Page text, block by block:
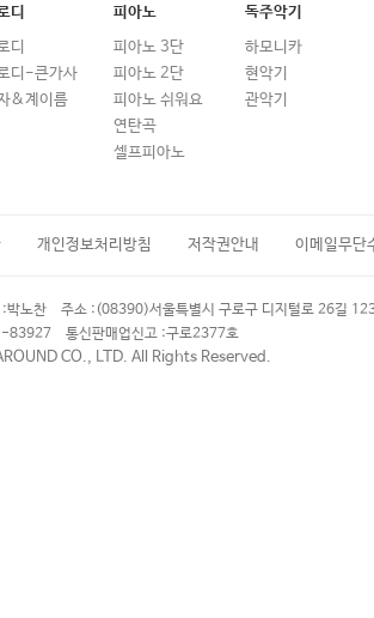
디
디
디-큰가사
&계이름
피아노
피아노 3단
피아노 2단
피아노 쉬워요
연탄곡
셀프피아노
독주악기
하모니카
현악기
관악기
개인정보처리방침 저작권안내 이메일무단
:박노찬 주소 : (08390)서울특별시 구로구 디지털로 26길
83927 통신판매업신고 :구로2377호
CO., LTD. All Rights Reserved.